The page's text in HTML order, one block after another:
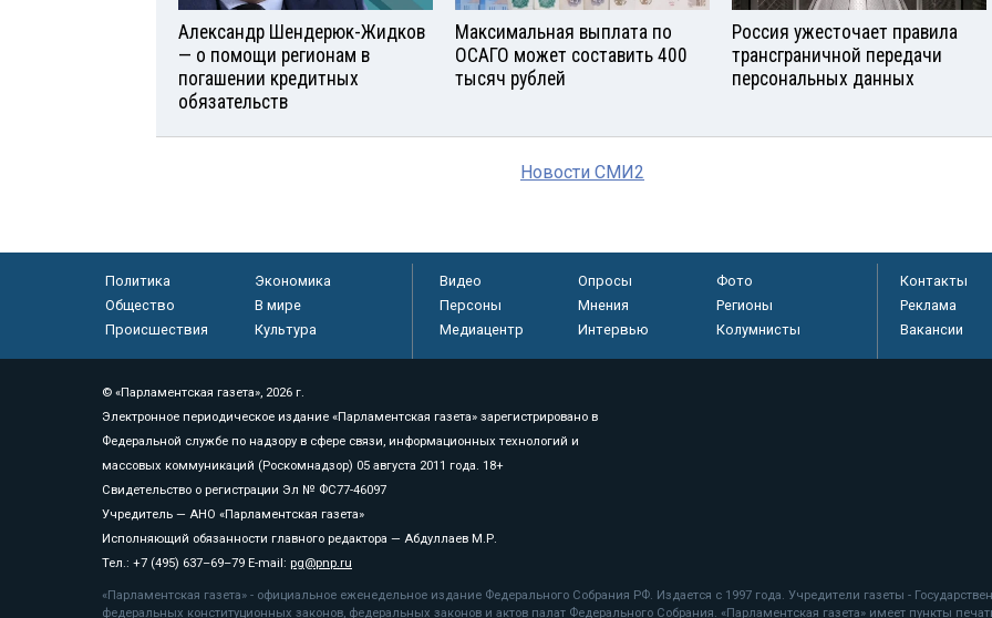
Александр Шендерюк-Жидков
— о помощи регионам в
погашении кредитных
обязательств
Максимальная выплата по
ОСАГО может составить 400
тысяч рублей
Россия ужесточает правила
трансграничной передачи
персональных данных
Новости СМИ2
Политика
Экономика
Общество
В мире
Происшествия
Культура
Видео Опросы
Фото
Персоны
Мнения
Регионы
Медиацентр
Интервью Колумнисты
Контакты
Реклама
Вакансии
© «Парламентская газета», 2026 г.
Электронное периодическое издание «Парламентская газета» зарегистрировано в
Федеральной службе по надзору в сфере связи, информационных технологий и
массовых коммуникаций (Роскомнадзор) 05 августа 2011 года. 18+
Свидетельство о регистрации Эл № ФС77-46097
Учредитель — АНО «Парламентская газета»
Исполняющий обязанности главного редактора — Абдуллаев М.Р.
Тел.: +7 (495) 637–69–79 E-mail: pg@pnp.ru
«Парламентская газета» - официальное еженедельное издание Федерального Собрания РФ. Издается с 1997 года. Учредители газеты -
федеральных конституционных законов, федеральных законов и актов палат Федерального Собрания. «Парламентская газета» имеет пункты